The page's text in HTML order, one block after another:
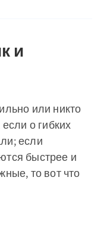
и
или никто
о гибких
если
быстрее и
то вот что